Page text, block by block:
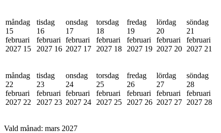
måndag
15
februari
2027 15
tisdag
16
februari
2027 16
onsdag
17
februari
2027 17
torsdag
18
februari
2027 18
fredag
19
februari
2027 19
lördag
20
februari
2027 20
söndag
21
februari
2027 21
måndag
22
februari
2027 22
tisdag
23
februari
2027 23
onsdag
24
februari
2027 24
torsdag
25
februari
2027 25
fredag
26
februari
2027 26
lördag
27
februari
2027 27
söndag
28
februari
2027 28
Vald månad: mars 2027